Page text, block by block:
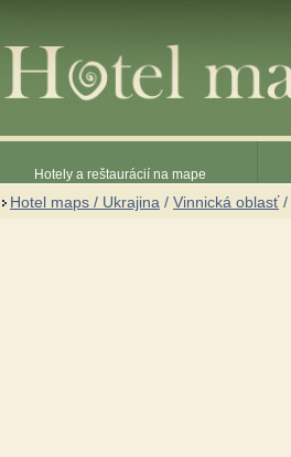
Hotely a reštaurácií na mape
Hotel maps / Ukrajina / Vinnická oblasť/